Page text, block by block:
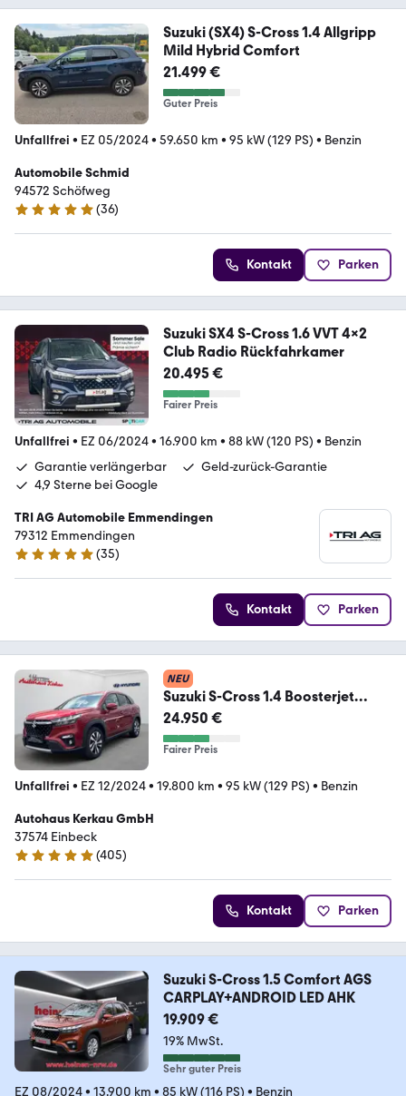
Suzuki (SX4) S-Cross 1.4 Allgripp
Mild Hybrid Comfort
21.499 €
Guter Preis
Unfallfrei • EZ 05/2024• 59.650 km • 95 kW (129 PS) • Benzin
Automobile Schmid
94572 Schöfweg
5 Sterne
(36)
Kontakt Parken
Suzuki SX4 S-Cross 1.6 VVT 4x2
Club Radio Rückfahrkamer
20.495 €
Fairer Preis
Unfallfrei • EZ 06/2024• 16.900 km • 88 kW (120 PS) • Benzin
Garantie verlängerbar
Geld-zurück-Garantie
4,9 Sterne bei Google
TRI AG Automobile Emmendingen
79312 Emmendingen
5 Sterne
(35)
Kontakt Parken
NEU
Suzuki S-Cross 1.4 Boosterjet
Hybrid ALLGRIP Comfort+
24.950 €
Fairer Preis
Unfallfrei • EZ 12/2024• 19.800 km • 95 kW (129 PS) • Benzin
Autohaus Kerkau GmbH
37574 Einbeck
4.9 Sterne
(405)
Kontakt Parken
Suzuki S-Cross 1.5 Comfort AGS
CARPLAY+ANDROID LED AHK
19.909 €
19% MwSt.
Sehr guter Preis
EZ 08/2024• 13.900 km • 85 kW (116 PS) • Benzin